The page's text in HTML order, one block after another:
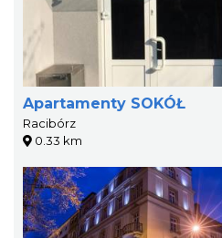
Apartamenty SOKÓŁ
Racibórz
0.33 km